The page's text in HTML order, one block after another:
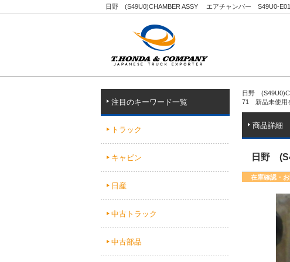
日野 (S49U0)CHAMBER ASSY エアチャンバー S49U0-
注目のキーワード一覧
トラック
キャビン
日産
中古トラック
中古部品
日野
71 新品未使用
商品詳細
日野
在庫確認・